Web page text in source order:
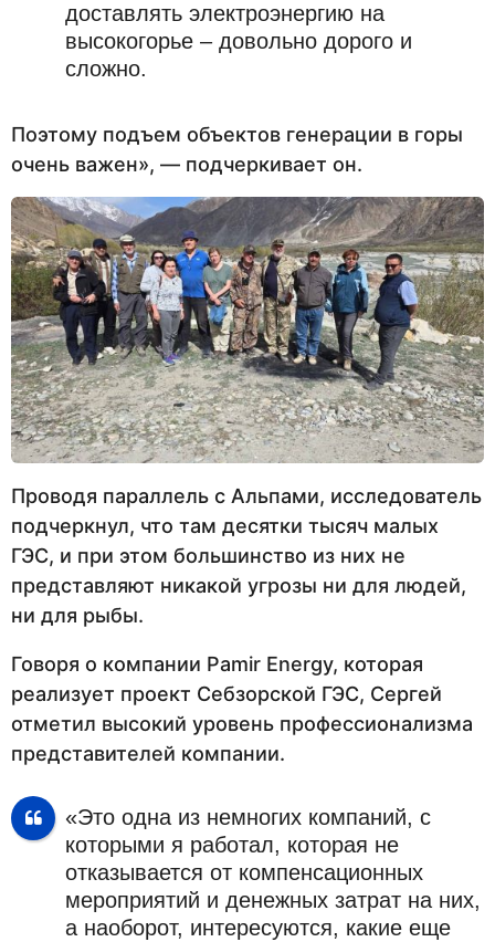
доставлять электроэнергию на
высокогорье – довольно дорого и
сложно.
Поэтому подъем объектов генерации в горы
очень важен», — подчеркивает он.
Проводя параллель с Альпами, исследователь
подчеркнул, что там десятки тысяч малых
ГЭС, и при этом большинство из них не
представляют никакой угрозы ни для людей,
ни для рыбы.
Говоря о компании Pamir Energy, которая
реализует проект Себзорской ГЭС, Сергей
отметил высокий уровень профессионализма
представителей компании.
«Это одна из немногих компаний, с
которыми я работал, которая не
отказывается от компенсационных
мероприятий и денежных затрат на них,
а наоборот, интересуются, какие еще